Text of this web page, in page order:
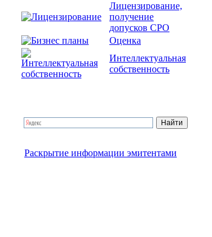
Лицензирование,
получение
допусков СРО
Оценка
Интеллектуальная
собственность
Раскрытие информации эмитентами